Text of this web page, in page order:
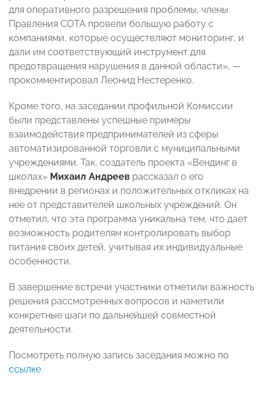
для оперативного разрешения проблемы, члены
Правления СОТА провели большую работу с
компаниями, которые осуществляют мониторинг, и
дали им соответствующий инструмент для
предотвращения нарушения в данной области», —
прокомментировал Леонид Нестеренко.
Кроме того, на заседании профильной Комиссии
были представлены успешные примеры
взаимодействия предпринимателей из сферы
автоматизированной торговли с муниципальными
учреждениями. Так, создатель проекта «Вендинг в
школах» Михаил Андреев рассказал о его
внедрении в регионах и положительных откликах на
нее от представителей школьных учреждений. Он
отметил, что эта программа уникальна тем, что дает
возможность родителям контролировать выбор
питания своих детей, учитывая их индивидуальные
особенности.
В завершение встречи участники отметили важность
решения рассмотренных вопросов и наметили
конкретные шаги по дальнейшей совместной
деятельности.
Посмотреть полную запись заседания можно по
ссылке.